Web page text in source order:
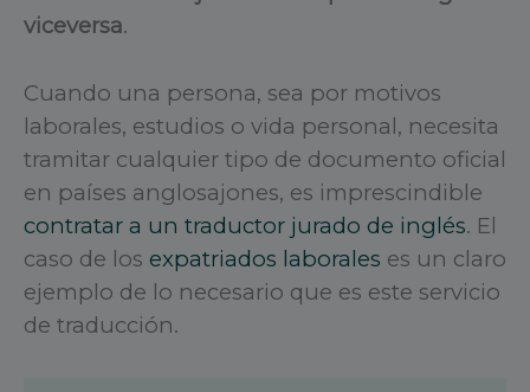
viceversa.
Cuando una persona, sea por motivos
laborales, estudios o vida personal, necesita
tramitar cualquier tipo de documento oficial
en países anglosajones, es imprescindible
contratar a un traductor jurado de inglés. El
caso de los expatriados laborales es un claro
ejemplo de lo necesario que es este servicio
de traducción.